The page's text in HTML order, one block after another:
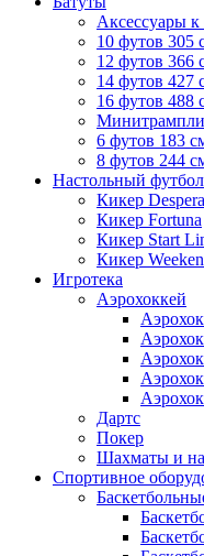
Аксессуары к
10 футов 305
12 футов 366
14 футов 427
16 футов 488
6 футов 183
8 футов 244
Настольный футбол
Кикер
Кикер Fortuna
Кикер Start
Кикер
Игротека
Аэрохоккей
Дартс
Покер
Шахматы и
Спортивное